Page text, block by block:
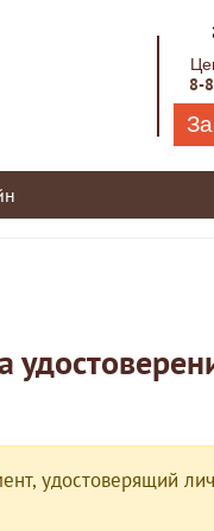
8-
удостоверящий